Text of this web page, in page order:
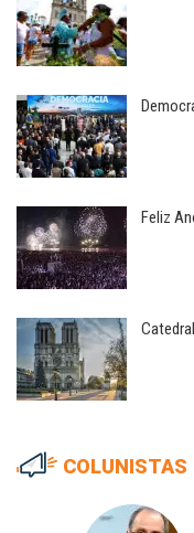
Feliz
COLUNISTAS